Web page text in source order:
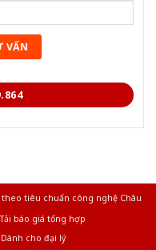
tiêu chuẩn công nghệ Châu
Tải báo giá tổng hợp
Dành cho đại lý